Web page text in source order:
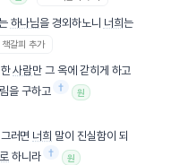
하나님을 경외하노니 너희는
갈피 추가
한사람만 그 옥에 갇히게 하고
을 구하고 † 원
러면 너희 말이 진실함이 되
하니라 † 원